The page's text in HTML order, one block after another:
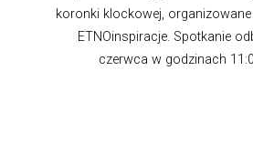
koronki klockowej,
ETNOinspiracje. Spotkanie
czerwca w godzinach